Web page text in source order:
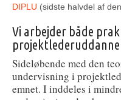
DIPLU (sidste halvdel af
Vi arbejder både
Sideløbende med den
undervisning i
emnet. I inddeles i